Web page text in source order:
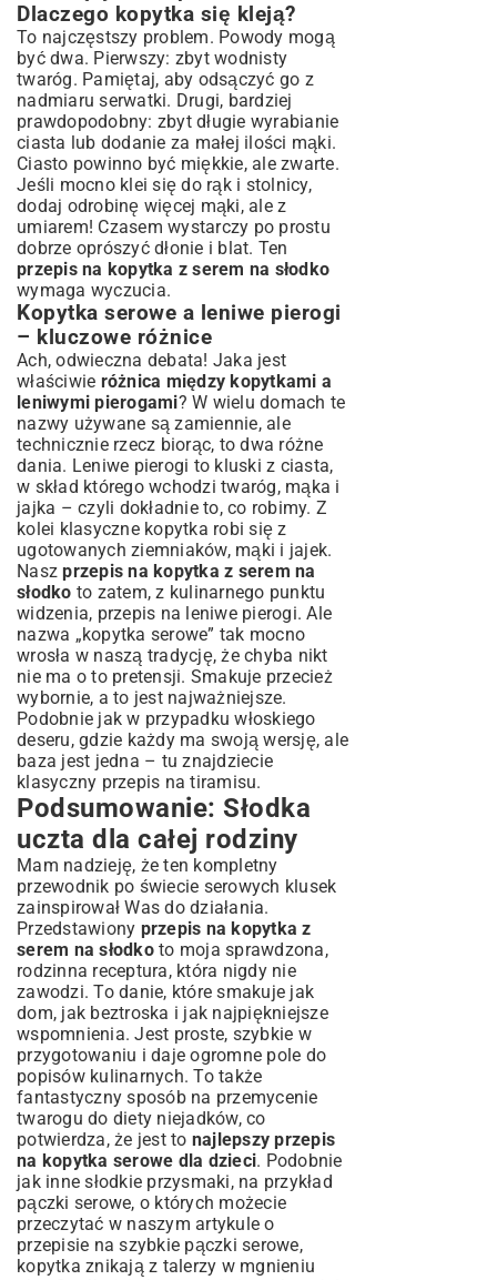
Dlaczego kopytka się kleją?
To najczęstszy problem. Powody mogą
być dwa. Pierwszy: zbyt wodnisty
twaróg. Pamiętaj, aby odsączyć go z
nadmiaru serwatki. Drugi, bardziej
prawdopodobny: zbyt długie wyrabianie
ciasta lub dodanie za małej ilości mąki.
Ciasto powinno być miękkie, ale zwarte.
Jeśli mocno klei się do rąk i stolnicy,
dodaj odrobinę więcej mąki, ale z
umiarem! Czasem wystarczy po prostu
dobrze oprószyć dłonie i blat. Ten
przepis na kopytka z serem na słodko
wymaga wyczucia.
Kopytka serowe a leniwe pierogi
– kluczowe różnice
Ach, odwieczna debata! Jaka jest
właściwie różnica między kopytkami a
leniwymi pierogami? W wielu domach te
nazwy używane są zamiennie, ale
technicznie rzecz biorąc, to dwa różne
dania. Leniwe pierogi to kluski z ciasta,
w skład którego wchodzi twaróg, mąka i
jajka – czyli dokładnie to, co robimy. Z
kolei klasyczne kopytka robi się z
ugotowanych ziemniaków, mąki i jajek.
Naszprzepis na kopytka z serem na
słodko to zatem, z kulinarnego punktu
widzenia, przepis na leniwe pierogi. Ale
nazwa „kopytka serowe” tak mocno
wrosła w naszą tradycję, że chyba nikt
nie ma o to pretensji. Smakuje przecież
wybornie, a to jest najważniejsze.
Podobnie jak w przypadku włoskiego
deseru, gdzie każdy ma swoją wersję, ale
baza jest jedna – tu znajdziecie
klasyczny przepis na tiramisu.
Podsumowanie: Słodka
uczta dla całej rodziny
Mam nadzieję, że ten kompletny
przewodnik po świecie serowych klusek
zainspirował Was do działania.
Przedstawiony przepis na kopytka z
serem na słodkoto moja sprawdzona,
rodzinna receptura, która nigdy nie
zawodzi. To danie, które smakuje jak
dom, jak beztroska i jak najpiękniejsze
wspomnienia. Jest proste, szybkie w
przygotowaniu i daje ogromne pole do
popisów kulinarnych. To także
fantastyczny sposób na przemycenie
twarogu do diety niejadków, co
potwierdza, że jest to najlepszy przepis
na kopytka serowe dla dzieci. Podobnie
jak inne słodkie przysmaki, na przykład
pączki serowe, o których możecie
przeczytać w naszym artykule o
przepisie na szybkie pączki serowe,
kopytka znikają z talerzy w mgnieniu